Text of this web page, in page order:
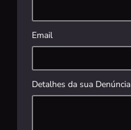
Email
Detalhes da sua Denúncia